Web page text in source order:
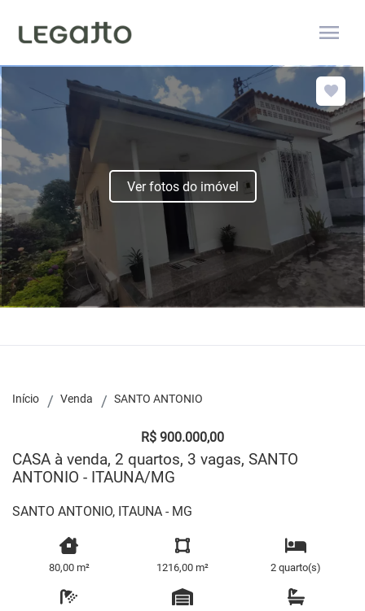
menu
Ver fotos do imóvel
Início Venda SANTO ANTONIO
R$ 900.000,00
CASA à venda, 2 quartos, 3 vagas, SANTO
ANTONIO - ITAUNA/MG
SANTO ANTONIO, ITAUNA - MG
80,00 m² 1216,00 m² 2 quarto(s)